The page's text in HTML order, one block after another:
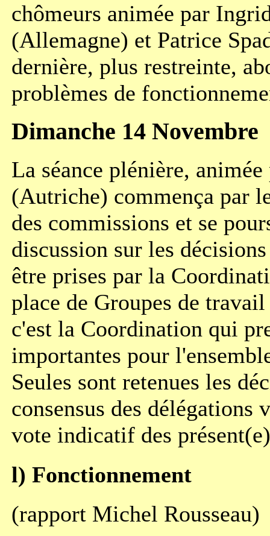
chômeurs animée par
(Allemagne) et Patrice
dernière, plus restreinte,
problèmes de
Dimanche 14 Novembre
La séance plénière,
(Autriche) commença par
des commissions et se
discussion sur les
être prises par la
place de Groupes de
c'est la Coordination qui
importantes pour
Seules sont retenues les
consensus des délégations
vote indicatif des
l) Fonctionnement
(rapport Michel Rousseau)